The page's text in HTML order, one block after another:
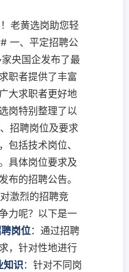
老黄选岗助您轻
一、平定招聘公
央国企发布了最
职者提供了丰富
大求职者更好地
岗特别整理了以
招聘岗位及要求
包括技术岗位、
具体岗位要求及
布的招聘公告。
激烈的招聘竞
力呢？以下是一
岗位：通过招聘
，针对性地进行
知识：针对不同岗